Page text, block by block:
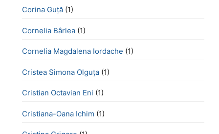
Corina Guță (1)
Cornelia Bârlea (1)
Cornelia Magdalena Iordache (1)
Cristea Simona Olguța (1)
Cristian Octavian Eni (1)
Cristiana-Oana Ichim (1)